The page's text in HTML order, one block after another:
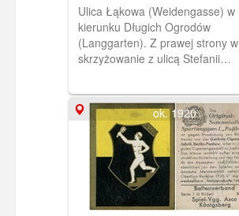
Ulica Łąkowa (Weidengasse) w
kierunku Długich Ogrodów
(Langgarten). Z prawej strony
skrzyżowanie z ulicą Stefanii
Przedwojenna nazwa ulicy
pochodziła od wierzb, którymi w
połowie XVII w. był obsadzony
melioracyjny pośrodku tej ulicy.
Pozostałością rowu jest alejka
środkiem ulicy.
ok. 1920